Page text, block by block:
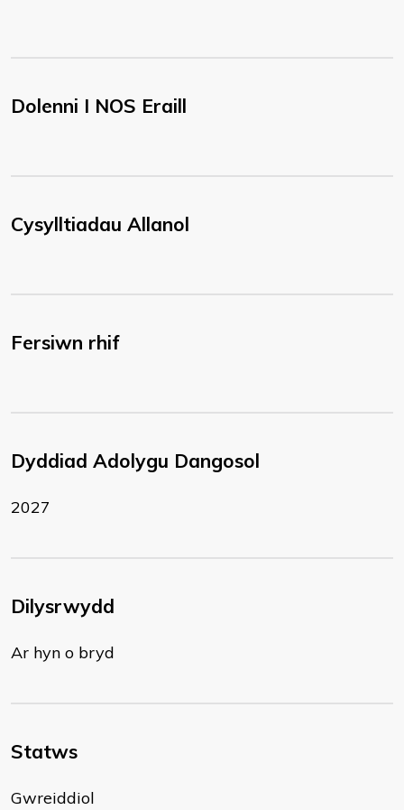
Dolenni I NOS Eraill
Cysylltiadau Allanol
Fersiwn rhif
Dyddiad Adolygu Dangosol
2027
Dilysrwydd
Ar hyn o bryd
Statws
Gwreiddiol